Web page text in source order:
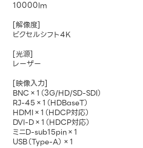
10000lm
[解像度]
ピクセルシフト4K
[光源]
レーザー
[映像入力]
BNC×1（3G/HD/SD-SDI）
RJ-45×1（HDBaseT）
HDMI×1（HDCP対応）
DVI-D×1（HDCP対応）
ミニD-sub15pin×1
USB（Type-A）×1